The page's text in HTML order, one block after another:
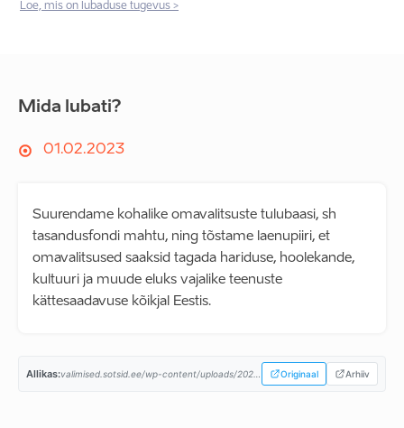
Loe, mis on lubaduse tugevus >
Mida lubati?
01.02.2023
Suurendame kohalike omavalitsuste tulubaasi, sh
tasandusfondi mahtu, ning tõstame laenupiiri, et
omavalitsused saaksid tagada hariduse, hoolekande,
kultuuri ja muude eluks vajalike teenuste
kättesaadavuse kõikjal Eestis.
Allikas: Originaal Arhiiv